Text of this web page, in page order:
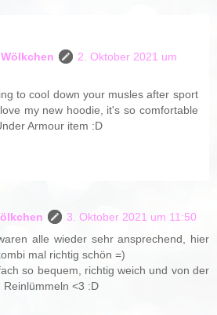
2. Oktober 2021 um
to cool down your musles after sport
my new hoodie, it's so comfortable
Armour item :D
3. Oktober 2021 um 11:50
alle wieder sehr ansprechend, hier
mal richtig schön =)
so bequem, richtig weich und von der
<3 :D